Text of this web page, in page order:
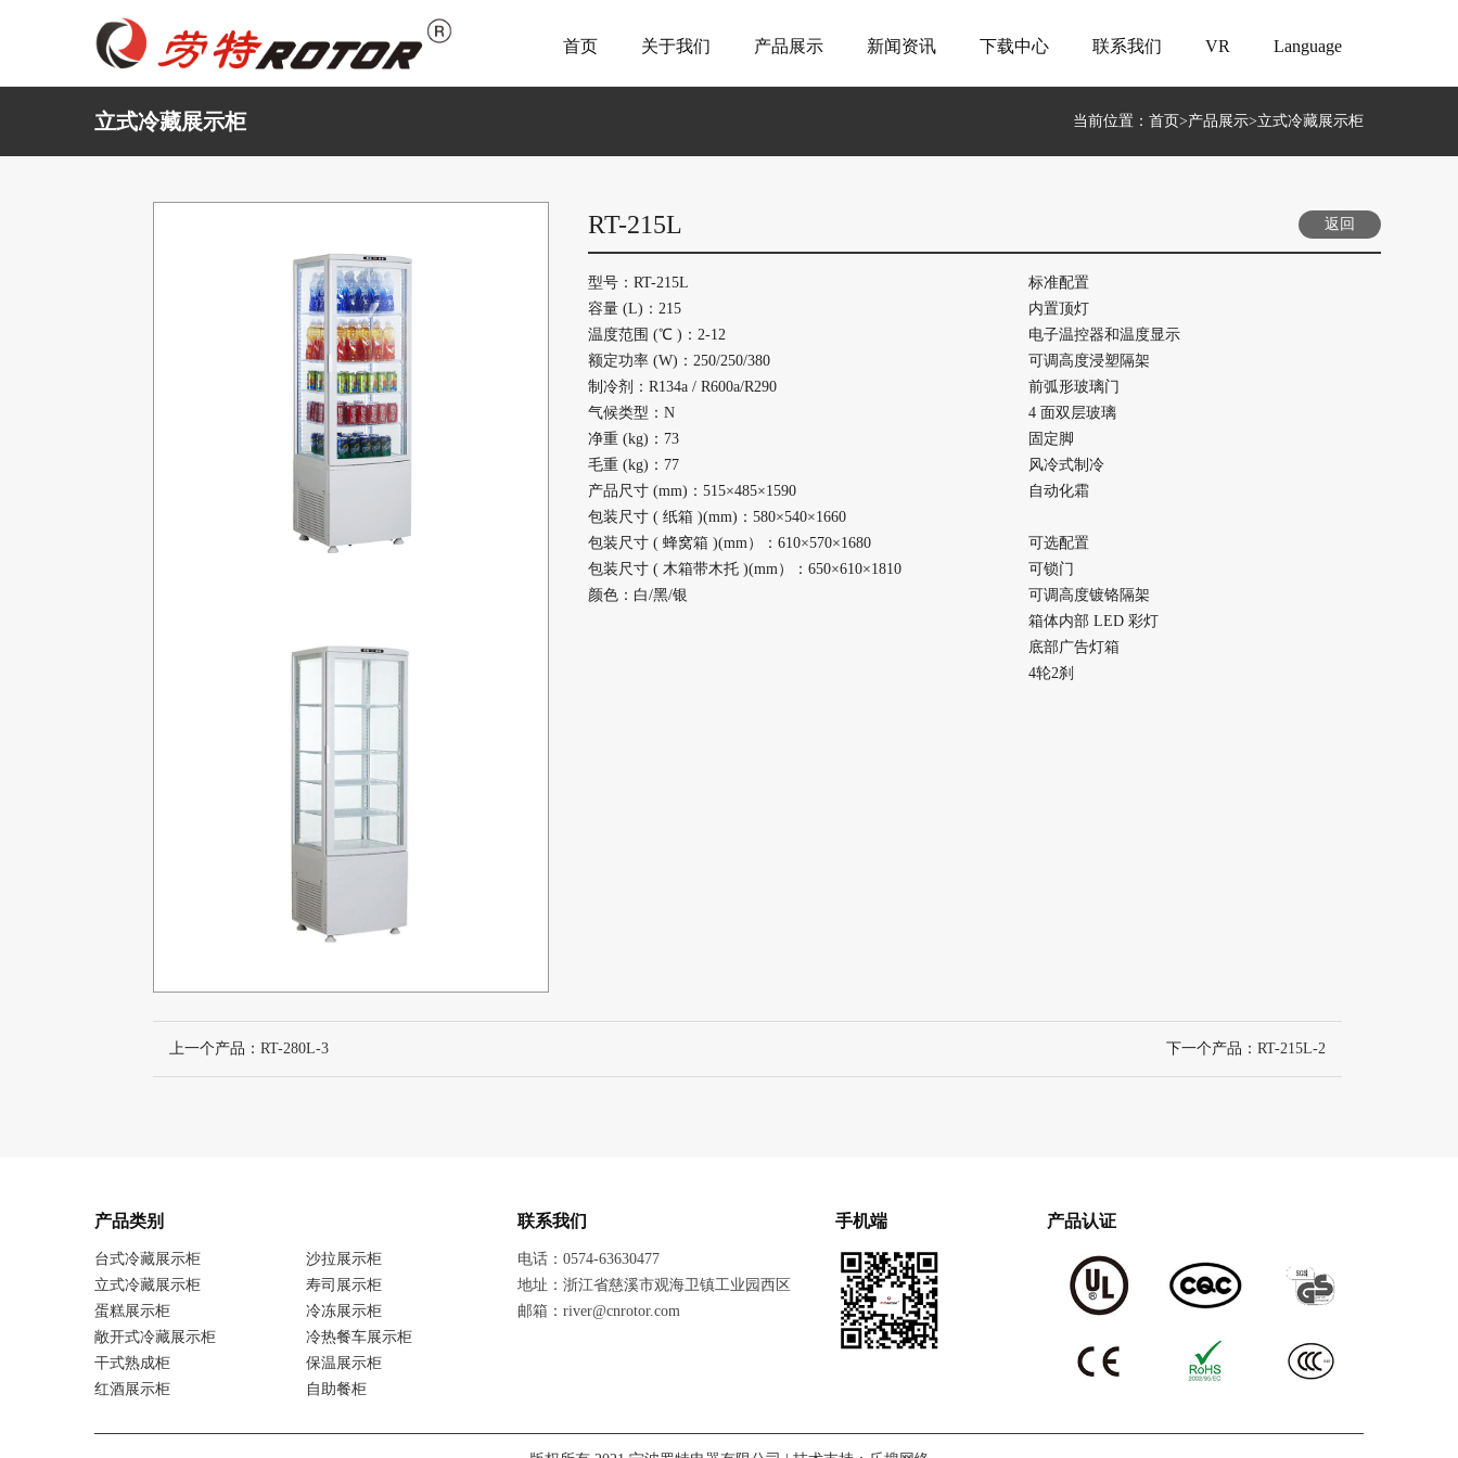
首页 关于我们 产品展示 新闻资讯 下载中心 联系我们 VR Language
立式冷藏展示柜 当前位置： 首页>产品展示>立式冷藏展示柜
返回
RT-215L
型号：RT-215L
容量 (L)：215
温度范围 (℃ )：2-12
额定功率 (W)：250/250/380
制冷剂：R134a / R600a/R290
气候类型：N
净重 (kg)：73
毛重 (kg)：77
产品尺寸 (mm)：515×485×1590
包装尺寸 ( 纸箱 )(mm)：580×540×1660
包装尺寸 ( 蜂窝箱 )(mm）：610×570×1680
包装尺寸 ( 木箱带木托 )(mm）：650×610×1810
颜色：白/黑/银
标准配置
内置顶灯
电子温控器和温度显示
可调高度浸塑隔架
前弧形玻璃门
4 面双层玻璃
固定脚
风冷式制冷
自动化霜
可选配置
可锁门
可调高度镀铬隔架
箱体内部 LED 彩灯
底部广告灯箱
4轮2刹
上一个产品： RT-280L-3 下一个产品： RT-215L-2
产品类别
台式冷藏展示柜
立式冷藏展示柜
蛋糕展示柜
敞开式冷藏展示柜
干式熟成柜
红酒展示柜
沙拉展示柜
寿司展示柜
冷冻展示柜
冷热餐车展示柜
保温展示柜
自助餐柜
联系我们
电话：0574-63630477
地址：浙江省慈溪市观海卫镇工业园西区
邮箱：river@cnrotor.com
手机端 产品认证